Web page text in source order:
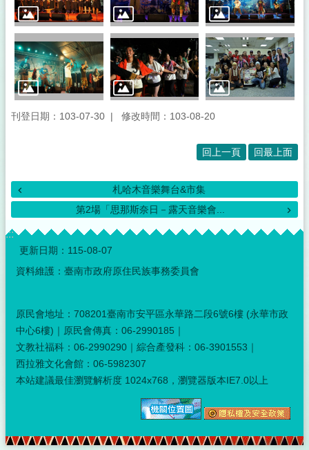
刊登日期：103-07-30 修改時間：103-08-20
回上一頁 回最上面
札哈木音樂舞台&市集
第2場「思那斯奈日－露天音樂會...
:::
更新日期： 115-08-07
資料維護：臺南市政府原住民族事務委員會
原民會地址：708201臺南市安平區永華路二段6號6樓 (永華市政
中心6樓)｜原民會傳真：06-2990185｜
文教社福科：06-2990290｜綜合產發科：06-3901553｜
西拉雅文化會館：06-5982307
本站建議最佳瀏覽解析度 1024x768，瀏覽器版本IE7.0以上